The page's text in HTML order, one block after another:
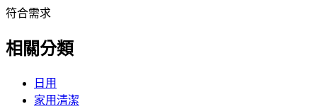
符合需求
相關分類
日用
家用清潔